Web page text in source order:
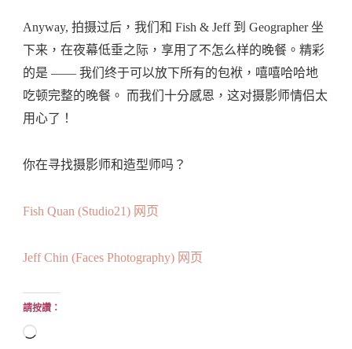
Anyway, 拍摄过后，我们和 Fish & Jeff 到 Geographer 坐
下来，在夜幕低垂之际，享用了不怎么样的晚餐。精彩
的是 —— 我们终于可以放下所有的包袱，嘻嘻哈哈地
吃顿完整的晚餐。 而我们十分感恩，这对摄影师情侣太
用心了！
你在寻找摄影师和造型师吗？
Fish Quan (Studio21) 网页
Jeff Chin (Faces Photography) 网页
請按讚：
正